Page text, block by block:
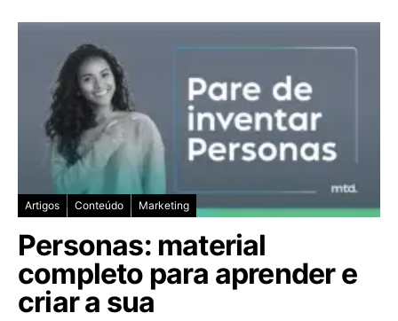
Artigos Conteúdo Marketing
Personas: material
completo para aprender e
criar a sua